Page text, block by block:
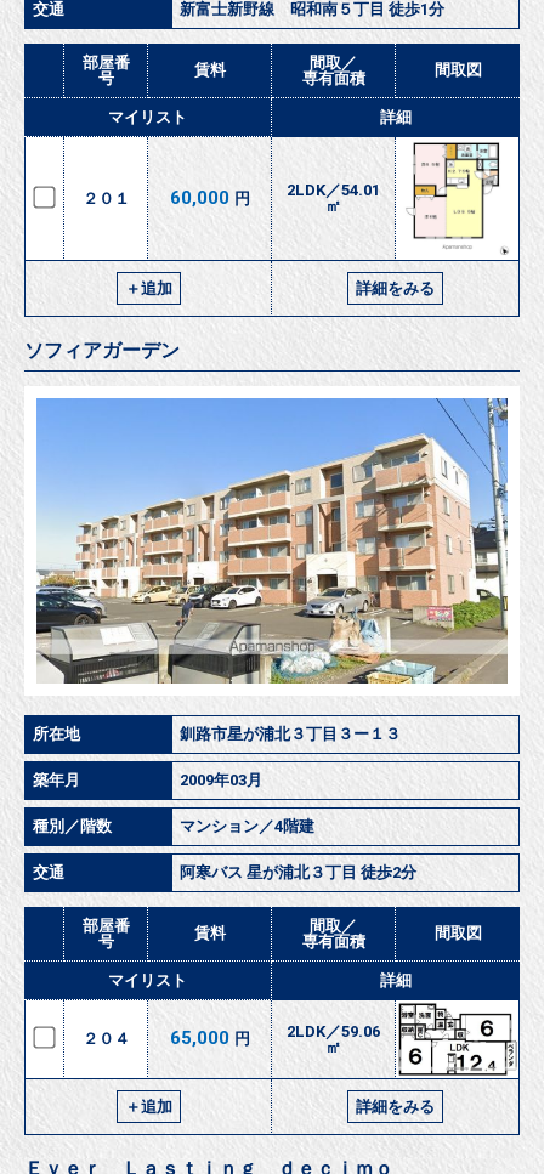
交通 新富士新野線 昭和南５丁目 徒歩1分
部屋番
号
賃料
間取／
専有面積
間取図
マイリスト 詳細
２０１ 60,000 円
2LDK／54.01
㎡
＋追加 詳細をみる
ソフィアガーデン
所在地 釧路市星が浦北３丁目３ー１３
築年月 2009年03月
種別／階数 マンション／4階建
交通 阿寒バス 星が浦北３丁目 徒歩2分
部屋番
号
賃料
間取／
専有面積
間取図
マイリスト 詳細
２０４ 65,000 円
2LDK／59.06
㎡
＋追加 詳細をみる
Ｅｖｅｒ Ｌａｓｔｉｎｇ ｄｅｃｉｍｏ